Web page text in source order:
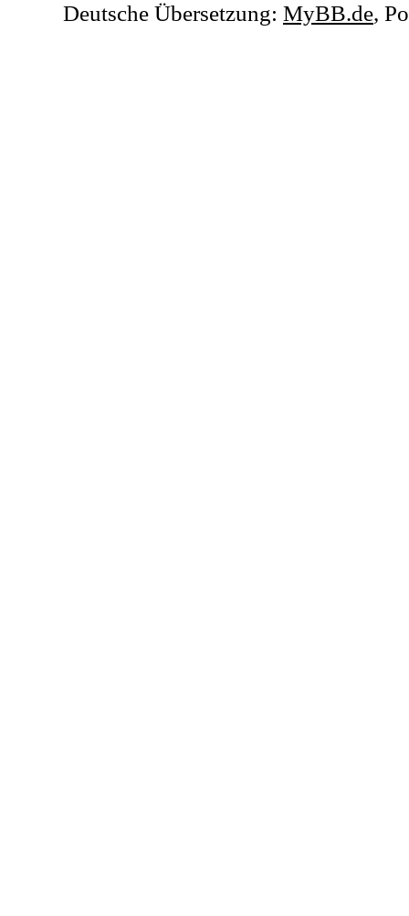
Deutsche Übersetzung: MyBB.de,